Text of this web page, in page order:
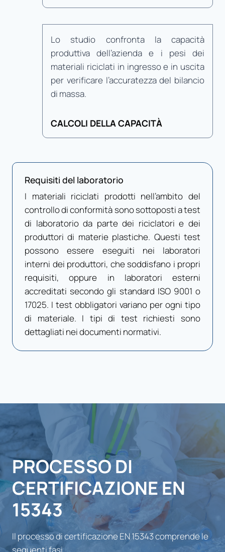
Lo studio confronta la capacità
produttiva dell’azienda e i pesi dei
materiali riciclati in ingresso e in uscita
per verificare l’accuratezza del bilancio
di massa.
CALCOLI DELLA CAPACITÀ
Requisiti del laboratorio
I materiali riciclati prodotti nell’ambito del
controllo di conformità sono sottoposti a test
di laboratorio da parte dei riciclatori e dei
produttori di materie plastiche. Questi test
possono essere eseguiti nei laboratori
interni dei produttori, che soddisfano i propri
requisiti, oppure in laboratori esterni
accreditati secondo gli standard ISO 9001 o
17025. I test obbligatori variano per ogni tipo
di materiale. I tipi di test richiesti sono
dettagliati nei documenti normativi.
PROCESSO DI
CERTIFICAZIONE EN
15343
Il processo di certificazione EN 15343 comprende le